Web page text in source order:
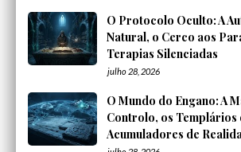
O Protocolo Oculto: A
Natural, o Cerco aos
Terapias Silenciadas
julho 28, 2026
O Mundo do Engano: A
Controlo, os Templários
Acumuladores de